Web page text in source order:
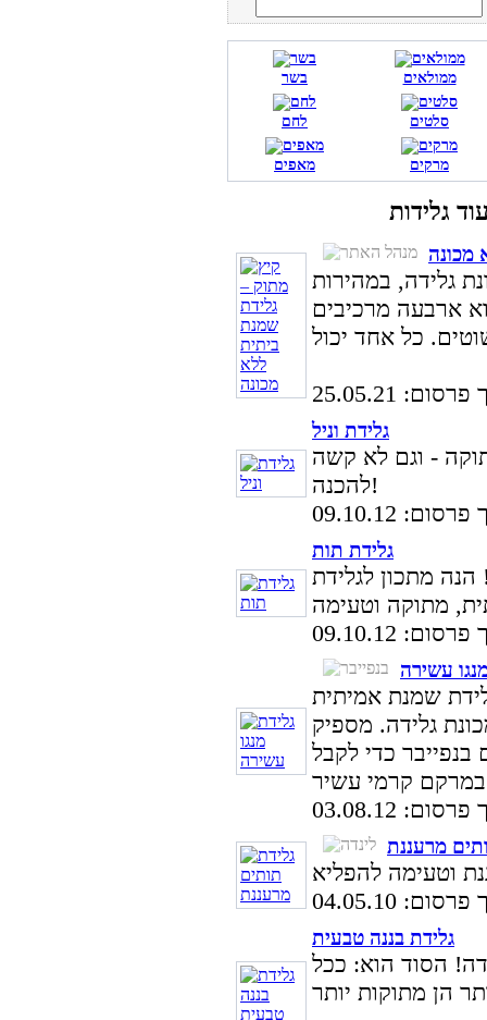
בשר ממולאים
לחם סלטים
מאפים מרקים
מכונה
גלידה, במהירות
ארבעה מרכיבים
25.05.21
גלידת וניל
- וגם לא קשה
להכנה!
09.10.12
גלידת תות
הנה מתכון לגלידת
09.10.12
עשירה
שמנת אמיתית
גלידה. מספיק
בנפייבר כדי לקבל
03.08.12
מרעננת
04.05.10
גלידת בננה טבעית
הסוד הוא: ככל